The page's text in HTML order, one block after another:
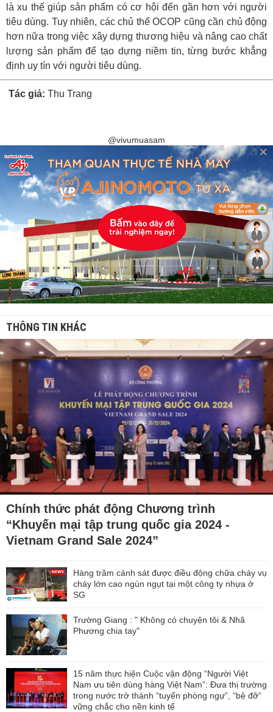
là xu thế giúp sản phẩm có cơ hội đến gần hơn với người
tiêu dùng. Tuy nhiên, các chủ thể OCOP cũng cần chủ động
hơn nữa trong việc xây dựng thương hiệu và nâng cao chất
lượng sản phẩm để tạo dựng niềm tin, từng bước khẳng
định uy tín với người tiêu dùng.
Tác giả: Thu Trang
@vivumuasam
THÔNG TIN KHÁC
Chính thức phát động Chương trình
“Khuyến mại tập trung quốc gia 2024 -
Vietnam Grand Sale 2024”
Hàng trăm cảnh sát được điều động chữa cháy vụ
cháy lớn cao ngùn ngụt tại một công ty nhựa ở
SG
Trường Giang : " Không có chuyện tôi & Nhã
Phương chia tay"
15 năm thực hiện Cuộc vận động “Người Việt
Nam ưu tiên dùng hàng Việt Nam”: Đưa thị trường
trong nước trở thành “tuyến phòng ngự”, “bệ đỡ”
vững chắc cho nền kinh tế